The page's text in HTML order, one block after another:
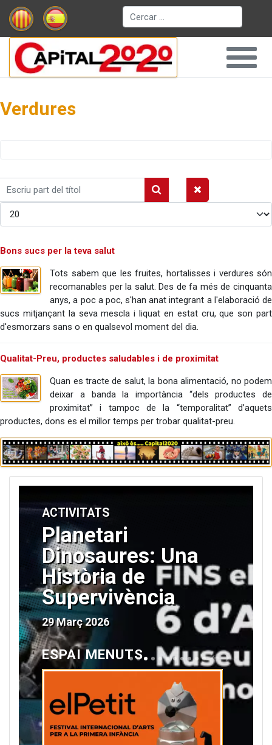
Cerca
Verdures
Escriu
del
títol
Mostrar #
Bons sucs per la teva salut
Tots sabem que les fruites, hortalisses i verdures són
recomanables per la salut. Des de fa més de cinquanta
anys, a poc a poc, s'han anat integrant a l'elaboració de
sucs mitjançant la seva mescla i liquat en estat cru, que son part
d'esmorzars sans o en qualsevol moment del dia.
Qualitat-Preu, productes saludables i de proximitat
Quan es tracte de salut, la bona alimentació, no podem
deixar a banda la importància “dels productes de
proximitat” i tampoc de la “temporalitat” d’aquets
productes, dons es el millor temps per trobar qualitat-preu.
ACTIVITATS
Planetari
Dinosaures: Una
Història de
Supervivència
29 Març 2026
ESPAI MENUTS
P
R
E
N
E